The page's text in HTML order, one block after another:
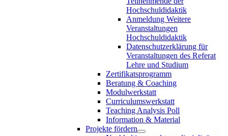
Hochschuldidaktik
Anmeldung Weitere
Veranstaltungen
Hochschuldidaktik
Datenschutzerklärung für
Veranstaltungen des Referat
Lehre und Studium
Zertifikatsprogramm
Beratung & Coaching
Modulwerkstatt
Curriculumswerkstatt
Teaching Analysis Poll
Information & Material
Projekte fördern